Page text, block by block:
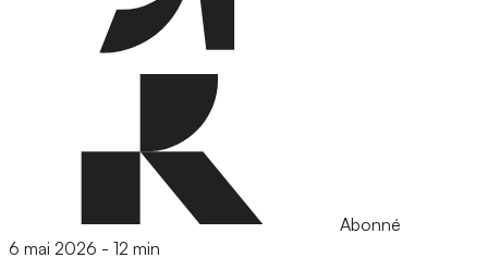
Abonné
6 mai 2026 - 12 min